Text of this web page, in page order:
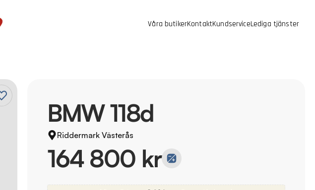
Våra butikerKontaktKundserviceLediga tjänster
BMW 118d
Riddermark Västerås
164 800 kr